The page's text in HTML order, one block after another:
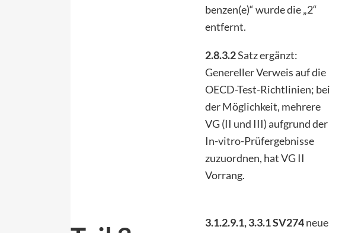
benzen(e)“ wurde die „2“
entfernt.
2.8.3.2Satz ergänzt:
Genereller Verweis auf die
OECD-Test-Richtlinien; bei
der Möglichkeit, mehrere
VG (II und III) aufgrund der
In-vitro-Prüfergebnisse
zuzuordnen, hat VG II
Vorrang.
3.1.2.9.1, 3.3.1 SV274neue